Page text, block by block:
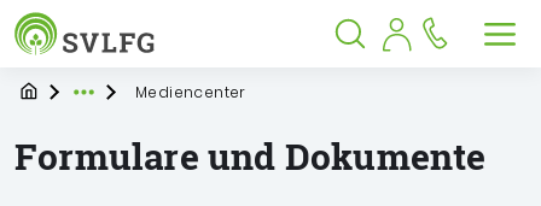
Inhalt
Suche
Springe zu: Hauptmenü
Sozialversicherung für
Suche öffnen
Suche schließen
StartpageExpand breadcrumb Navigation
Mediencenter
Formulare und Dokumente